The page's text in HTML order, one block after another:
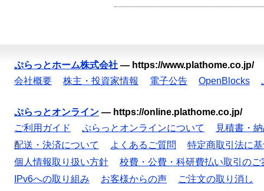
ぷらっとホーム株式会社 — https://www.plathome.co.jp/
会社概要
株主・投資家情報 電子公告 OpenBlocks
ぷらっとオンライン — https://online.plathome.co.jp/
ご利用ガイド
ぷらっとオンラインについて
見積書・
配送・決済について
よくあるご質問
特定商取引法に
個人情報取り扱い方針
校費・公費・科研費払い取引のご
IPv6への取り組み
お客様からの声 ご注文の取り消し